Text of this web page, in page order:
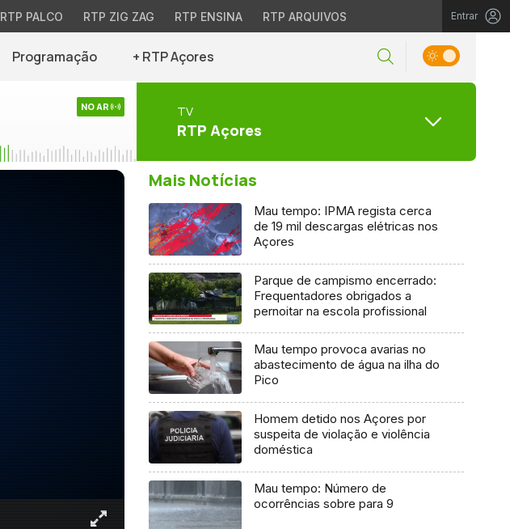
RTP PALCO RTP ZIG ZAG RTP ENSINA RTP ARQUIVOS Entrar
Programação + RTP Açores
NO AR TV
RTP Açores
Mais Notícias
Mau tempo: IPMA regista cerca
de 19 mil descargas elétricas nos
Açores
Parque de campismo encerrado:
Frequentadores obrigados a
pernoitar na escola profissional
Mau tempo provoca avarias no
abastecimento de água na ilha do
Pico
Homem detido nos Açores por
suspeita de violação e violência
doméstica
Mau tempo: Número de
ocorrências sobre para 9